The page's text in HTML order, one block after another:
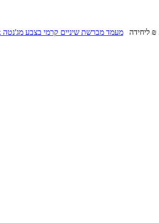
ליחידה מעמד מברשת שיניים קרמי בצבע מג'נטה Curaprox